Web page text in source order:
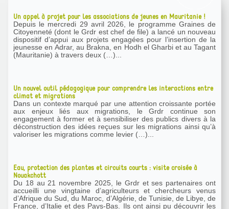
Un appel à projet pour les associations de jeunes en Mauritanie !
Depuis le mercredi 29 avril 2026, le programme Graines de
Citoyenneté (dont le Grdr est chef de file) a lancé un nouveau
dispositif d’appui aux projets engagées pour l’insertion de la
jeunesse en Adrar, au Brakna, en Hodh el Gharbi et au Tagant
(Mauritanie) à travers deux (…)...
Un nouvel outil pédagogique pour comprendre les interactions entre
climat et migrations
Dans un contexte marqué par une attention croissante portée
aux enjeux liés aux migrations, le Grdr continue son
engagement à former et à sensibiliser des publics divers à la
déconstruction des idées reçues sur les migrations ainsi qu’à
valoriser les migrations comme levier (…)...
Eau, protection des plantes et circuits courts : visite croisée à
Nouakchott
Du 18 au 21 novembre 2025, le Grdr et ses partenaires ont
accueilli une vingtaine d’agriculteurs et chercheurs venus
d’Afrique du Sud, du Maroc, d’Algérie, de Tunisie, de Libye, de
France, d’Italie et des Pays-Bas. Ils ont ainsi pu découvrir les